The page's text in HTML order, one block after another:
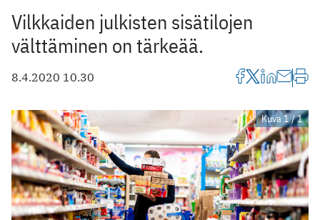
Vilkkaiden julkisten sisätilojen
välttäminen on tärkeää.
8.4.2020 10.30
Kuva 1 / 1